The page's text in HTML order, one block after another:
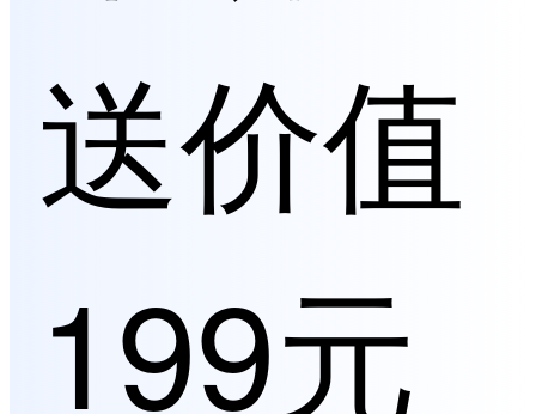
送价值
199元